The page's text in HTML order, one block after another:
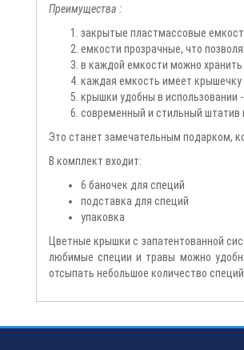
Преимущества :
закрытые пластмассовые
емкости прозрачные, что
в каждой емкости можно хранить
каждая емкость имеет крышечку
крышки удобны в использовании
cовременный и стильный штатив
Это станет замечательным подарком,
В комплект входит:
6 баночек для специй
подставка для специй
упаковка
Цветные крышки с запатентованной
любимые специи и травы можно
отсыпать небольшое количество